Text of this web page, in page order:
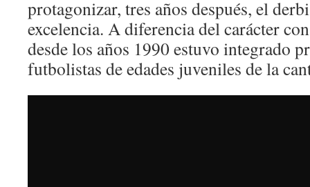
protagonizar, tres años después, el
excelencia. A diferencia del carácter
desde los años 1990 estuvo integrado
futbolistas de edades juveniles de la